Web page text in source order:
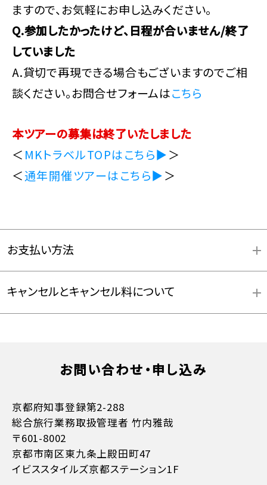
ますので、お気軽にお申し込みください。
Q.参加したかったけど、日程が合いません/終了
していました
A.貸切で再現できる場合もございますのでご相
談ください。お問合せフォームはこちら
本ツアーの募集は終了いたしました
＜ MKトラベルTOPはこちら▶＞
＜通年開催ツアーはこちら▶＞
お支払い方法
キャンセルとキャンセル料について
11日目に当たる日以前
お問い合わせ・申し込み
京都府知事登録第2-288
総合旅行業務取扱管理者 竹内雅哉
〒601-8002
京都市南区東九条上殿田町47
イビススタイルズ京都ステーション1F